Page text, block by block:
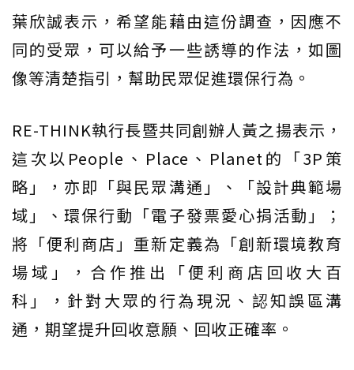
葉欣誠表示，希望能藉由這份調查，因應不
同的受眾，可以給予一些誘導的作法，如圖
像等清楚指引，幫助民眾促進環保行為。
RE-THINK執行長暨共同創辦人黃之揚表示，
這次以People、Place、Planet的「3P策
略」，亦即「與民眾溝通」、「設計典範場
域」、環保行動「電子發票愛心捐活動」；
將「便利商店」重新定義為「創新環境教育
場域」，合作推出「便利商店回收大百
科」，針對大眾的行為現況、認知誤區溝
通，期望提升回收意願、回收正確率。